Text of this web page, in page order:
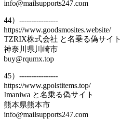
info@mailsupports247.com
44）----------------
https://www.goodsmosites.website/
TZRIX株式会社 と名乗る偽サイト
神奈川県川崎市
buy@rqumx.top
45）----------------
https://www.gpolstitems.top/
Imaniwa と名乗る偽サイト
熊本県熊本市
info@mailsupports247.com